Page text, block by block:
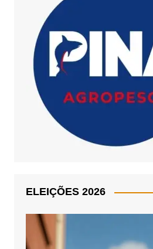
ELEIÇÕES 2026